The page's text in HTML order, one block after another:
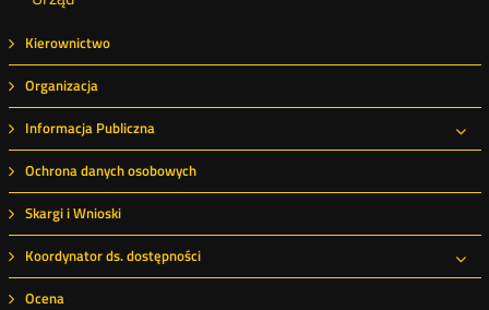
Kierownictwo
Organizacja
Informacja Publiczna
Ochrona danych osobowych
Skargi i Wnioski
Koordynator ds. dostępności
Ocena